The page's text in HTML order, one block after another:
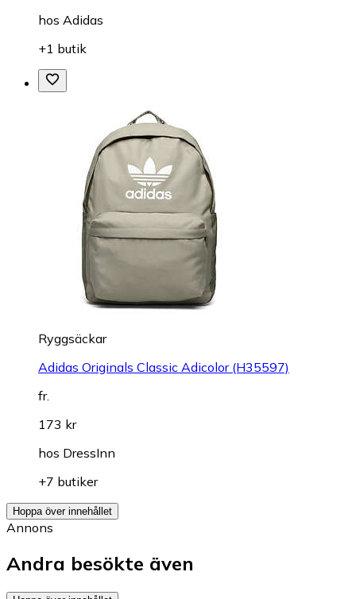
hos Adidas
+1 butik
Ryggsäckar
Adidas Originals Classic Adicolor (H35597)
fr.
173 kr
hos DressInn
+7 butiker
Hoppa över innehållet
Annons
Andra besökte även